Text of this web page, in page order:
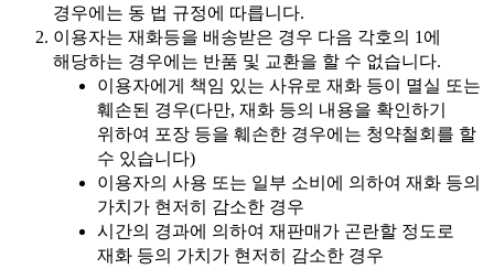
경우에는 동 법 규정에 따릅니다.
이용자는 재화등을 배송받은 경우 다음 각호의 1에
해당하는 경우에는 반품 및 교환을 할 수 없습니다.
이용자에게 책임 있는 사유로 재화 등이 멸실 또는
훼손된 경우(다만, 재화 등의 내용을 확인하기
위하여 포장 등을 훼손한 경우에는 청약철회를 할
수 있습니다)
이용자의 사용 또는 일부 소비에 의하여 재화 등의
가치가 현저히 감소한 경우
시간의 경과에 의하여 재판매가 곤란할 정도로
재화 등의 가치가 현저히 감소한 경우